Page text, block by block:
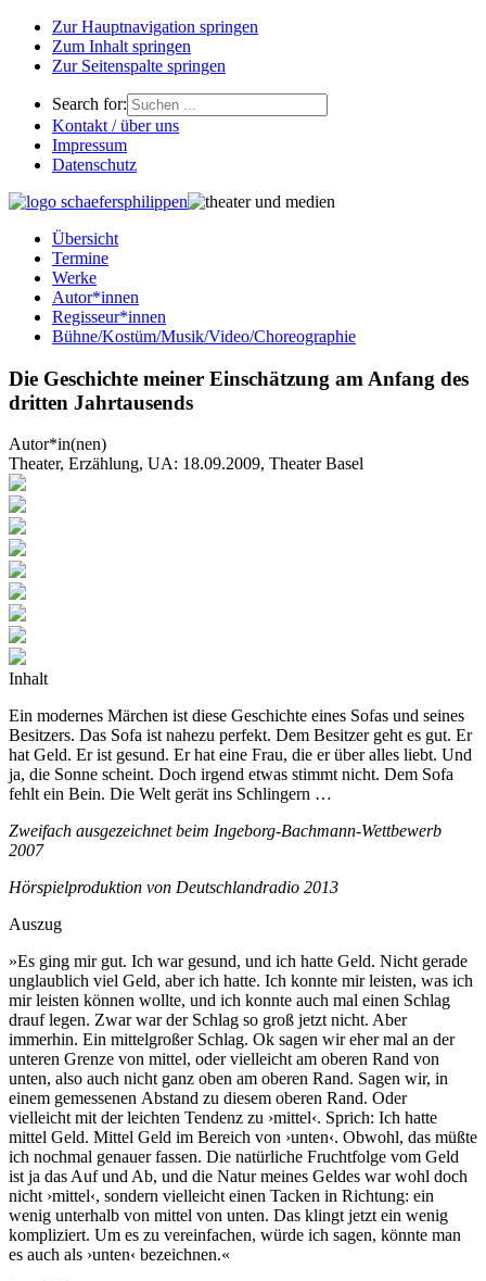
Zur Hauptnavigation springen
Zum Inhalt springen
Zur Seitenspalte springen
Search for:
Kontakt / über uns
Impressum
Datenschutz
Übersicht
Termine
Werke
Autor*innen
Regisseur*innen
Bühne/Kostüm/Musik/Video/Choreographie
Die Geschichte meiner Einschätzung am Anfang des
dritten Jahrtausends
Autor*in(nen)
Theater, Erzählung, UA: 18.09.2009, Theater Basel
Inhalt
Ein modernes Märchen ist diese Geschichte eines Sofas und seines
Besitzers. Das Sofa ist nahezu perfekt. Dem Besitzer geht es gut. Er
hat Geld. Er ist gesund. Er hat eine Frau, die er über alles liebt. Und
ja, die Sonne scheint. Doch irgend etwas stimmt nicht. Dem Sofa
fehlt ein Bein. Die Welt gerät ins Schlingern …
Zweifach ausgezeichnet beim Ingeborg-Bachmann-Wettbewerb
2007
Hörspielproduktion von Deutschlandradio 2013
Auszug
»Es ging mir gut. Ich war gesund, und ich hatte Geld. Nicht gerade
unglaublich viel Geld, aber ich hatte. Ich konnte mir leisten, was ich
mir leisten können wollte, und ich konnte auch mal einen Schlag
drauf legen. Zwar war der Schlag so groß jetzt nicht. Aber
immerhin. Ein mittelgroßer Schlag. Ok sagen wir eher mal an der
unteren Grenze von mittel, oder vielleicht am oberen Rand von
unten, also auch nicht ganz oben am oberen Rand. Sagen wir, in
einem gemessenen Abstand zu diesem oberen Rand. Oder
vielleicht mit der leichten Tendenz zu ›mittel‹. Sprich: Ich hatte
mittel Geld. Mittel Geld im Bereich von ›unten‹. Obwohl, das müßte
ich nochmal genauer fassen. Die natürliche Fruchtfolge vom Geld
ist ja das Auf und Ab, und die Natur meines Geldes war wohl doch
nicht ›mittel‹, sondern vielleicht einen Tacken in Richtung: ein
wenig unterhalb von mittel von unten. Das klingt jetzt ein wenig
kompliziert. Um es zu vereinfachen, würde ich sagen, könnte man
es auch als ›unten‹ bezeichnen.«